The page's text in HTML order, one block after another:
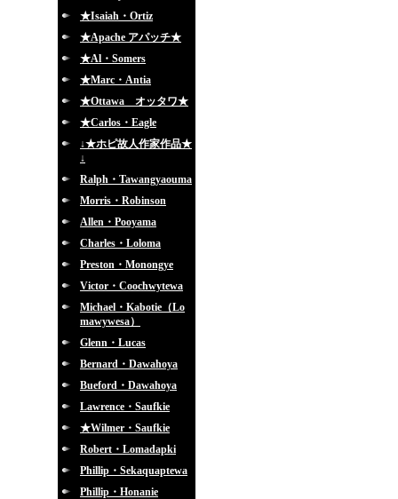
★Isaiah・Ortiz
★Apache アパッチ★
★Al・Somers
★Marc・Antia
★Ottawa オッタワ★
★Carlos・Eagle
↓★ホピ故人作家作品★
↓
Ralph・Tawangyaouma
Morris・Robinson
Allen・Pooyama
Charles・Loloma
Preston・Monongye
Victor・Coochwytewa
Michael・Kabotie（Lo
mawywesa）
Glenn・Lucas
Bernard・Dawahoya
Bueford・Dawahoya
Lawrence・Saufkie
★Wilmer・Saufkie
Robert・Lomadapki
Phillip・Sekaquaptewa
Phillip・Honanie